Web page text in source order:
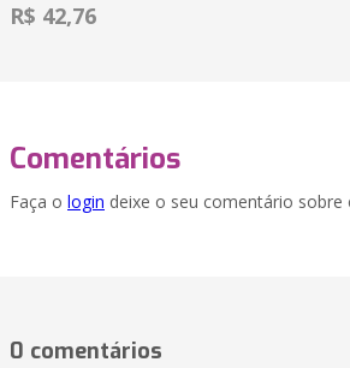
R$ 42,76
Comentários
Faça o login deixe o seu comentário sobre
0 comentários